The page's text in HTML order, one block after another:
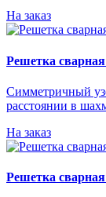
На заказ
Решетка
Симметричный
расстоянии в
На заказ
Решетка